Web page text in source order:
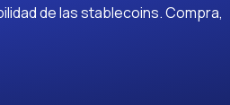
de las stablecoins. Compra,